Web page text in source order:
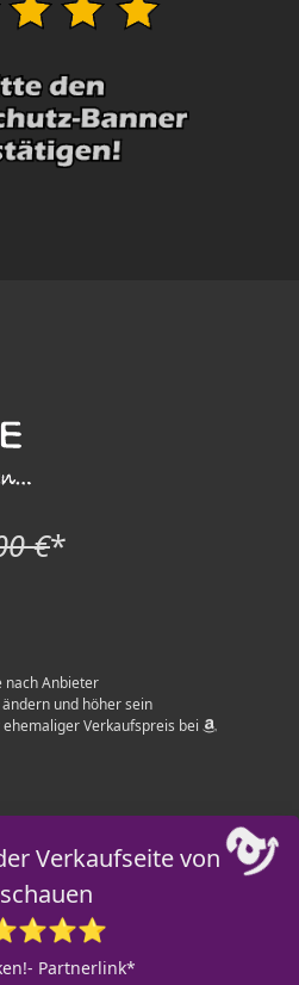
€*
nach Anbieter
und höher sein
Verkaufspreis bei
Verkaufseite von
Partnerlink*